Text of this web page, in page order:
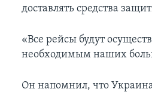
доставлять средства
«Все рейсы будут
необходимым наших
Он напомнил, что